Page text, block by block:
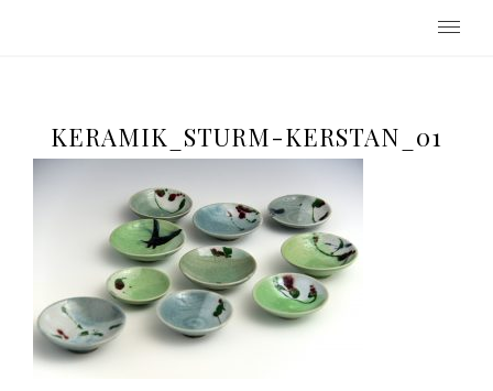
Keramikwerkstatt Beatrix Sturm-
KERAMIK_STURM-KERSTAN_01